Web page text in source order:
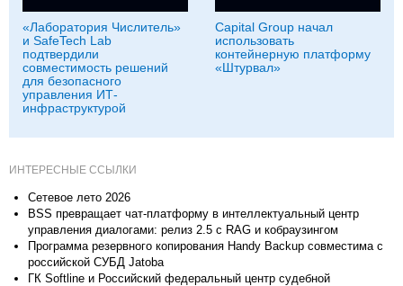
«Лаборатория Числитель»
и SafeTech Lab
подтвердили
совместимость решений
для безопасного
управления ИТ-
инфраструктурой
Capital Group начал
использовать
контейнерную платформу
«Штурвал»
ИНТЕРЕСНЫЕ ССЫЛКИ
Сетевое лето 2026
BSS превращает чат-платформу в интеллектуальный центр
управления диалогами: релиз 2.5 с RAG и кобраузингом
Программа резервного копирования Handy Backup совместима с
российской СУБД Jatoba
ГК Softline и Российский федеральный центр судебной